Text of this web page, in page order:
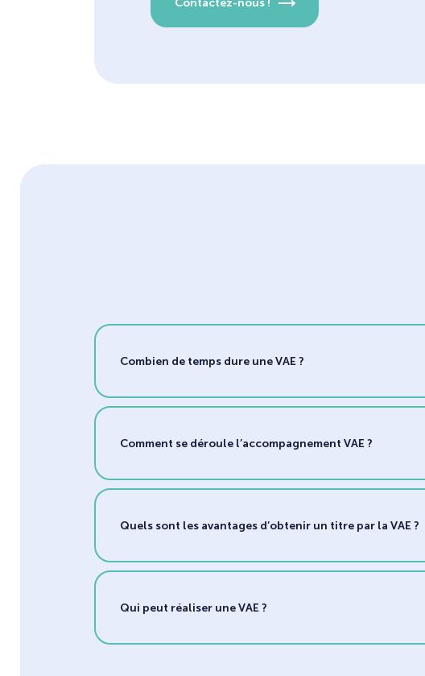
Contactez-nous !
Combien de temps dure une VAE ?
Comment se déroule l’accompagnement VAE ?
Quels sont les avantages d’obtenir un titre par la VAE ?
Qui peut réaliser une VAE ?